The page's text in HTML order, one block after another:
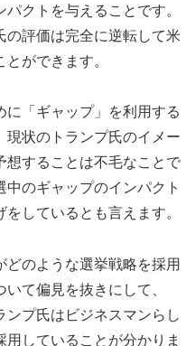
クトを与えることです。
の評価は完全に逆転して米
ができます。
に「ギャップ」を利用する
現状のトランプ氏のイメー
想することは不毛なことで
のギャップのインパクト
しているとも言えます。
どのような選挙戦略を採用
て偏見を抜きにして、
プ氏はビジネスマンらし
していることが分かりま